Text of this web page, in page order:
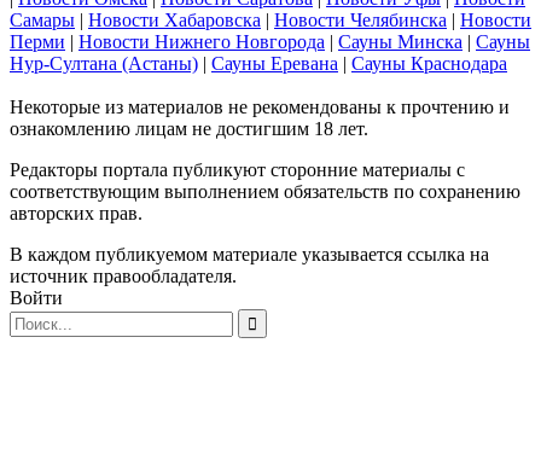
Самары | Новости Хабаровска | Новости Челябинска | Новости
Перми | Новости Нижнего Новгорода | Сауны Минска | Сауны
Нур-Султана (Астаны) | Сауны Еревана | Сауны Краснодара
Некоторые из материалов не рекомендованы к прочтению и
ознакомлению лицам не достигшим 18 лет.
Редакторы портала публикуют сторонние материалы с
соответствующим выполнением обязательств по сохранению
авторских прав.
В каждом публикуемом материале указывается ссылка на
источник правообладателя.
Войти